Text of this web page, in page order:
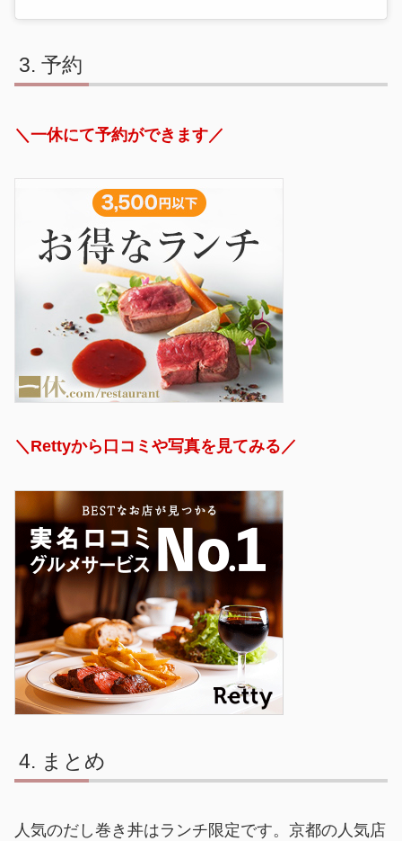
予約
＼一休にて予約ができます／
＼Rettyから口コミや写真を見てみる／
まとめ
人気のだし巻き丼はランチ限定です。京都の人気店